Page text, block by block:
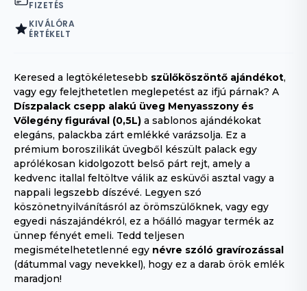
FIZETÉS
KIVÁLÓRA
ÉRTÉKELT
Keresed a legtökéletesebb szülőköszöntő ajándékot,
vagy egy felejthetetlen meglepetést az ifjú párnak? A
Díszpalack csepp alakú üveg Menyasszony és
Vőlegény figurával (0,5L) a sablonos ajándékokat
elegáns, palackba zárt emlékké varázsolja. Ez a
prémium boroszilikát üvegből készült palack egy
aprólékosan kidolgozott belső párt rejt, amely a
kedvenc itallal feltöltve válik az esküvői asztal vagy a
nappali legszebb díszévé. Legyen szó
köszönetnyilvánításról az örömszülőknek, vagy egy
egyedi nászajándékról, ez a hőálló magyar termék az
ünnep fényét emeli. Tedd teljesen
megismételhetetlenné egy névre szóló gravírozással
(dátummal vagy nevekkel), hogy ez a darab örök emlék
maradjon!